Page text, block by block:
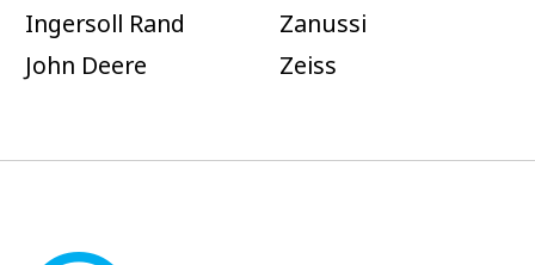
Ingersoll Rand
John Deere
Zanussi
Zeiss